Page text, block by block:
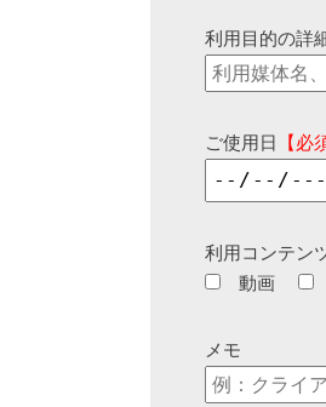
利用目的の詳
ご使用日 【必
利用コンテン
動画
メモ